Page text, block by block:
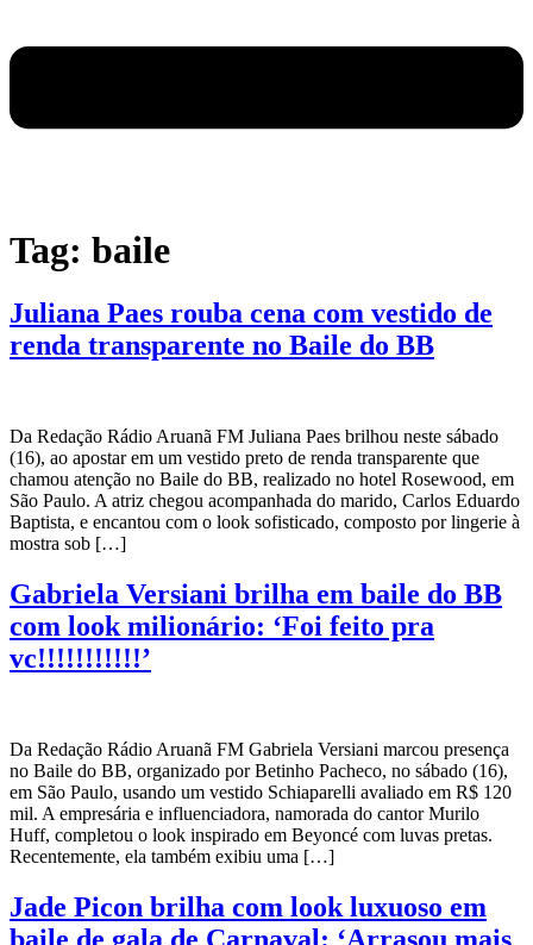
Tag: baile
Juliana Paes rouba cena com vestido de
renda transparente no Baile do BB
Da Redação Rádio Aruanã FM Juliana Paes brilhou neste sábado
(16), ao apostar em um vestido preto de renda transparente que
chamou atenção no Baile do BB, realizado no hotel Rosewood, em
São Paulo. A atriz chegou acompanhada do marido, Carlos Eduardo
Baptista, e encantou com o look sofisticado, composto por lingerie à
mostra sob […]
Gabriela Versiani brilha em baile do BB
com look milionário: ‘Foi feito pra
vc!!!!!!!!!!!’
Da Redação Rádio Aruanã FM Gabriela Versiani marcou presença
no Baile do BB, organizado por Betinho Pacheco, no sábado (16),
em São Paulo, usando um vestido Schiaparelli avaliado em R$ 120
mil. A empresária e influenciadora, namorada do cantor Murilo
Huff, completou o look inspirado em Beyoncé com luvas pretas.
Recentemente, ela também exibiu uma […]
Jade Picon brilha com look luxuoso em